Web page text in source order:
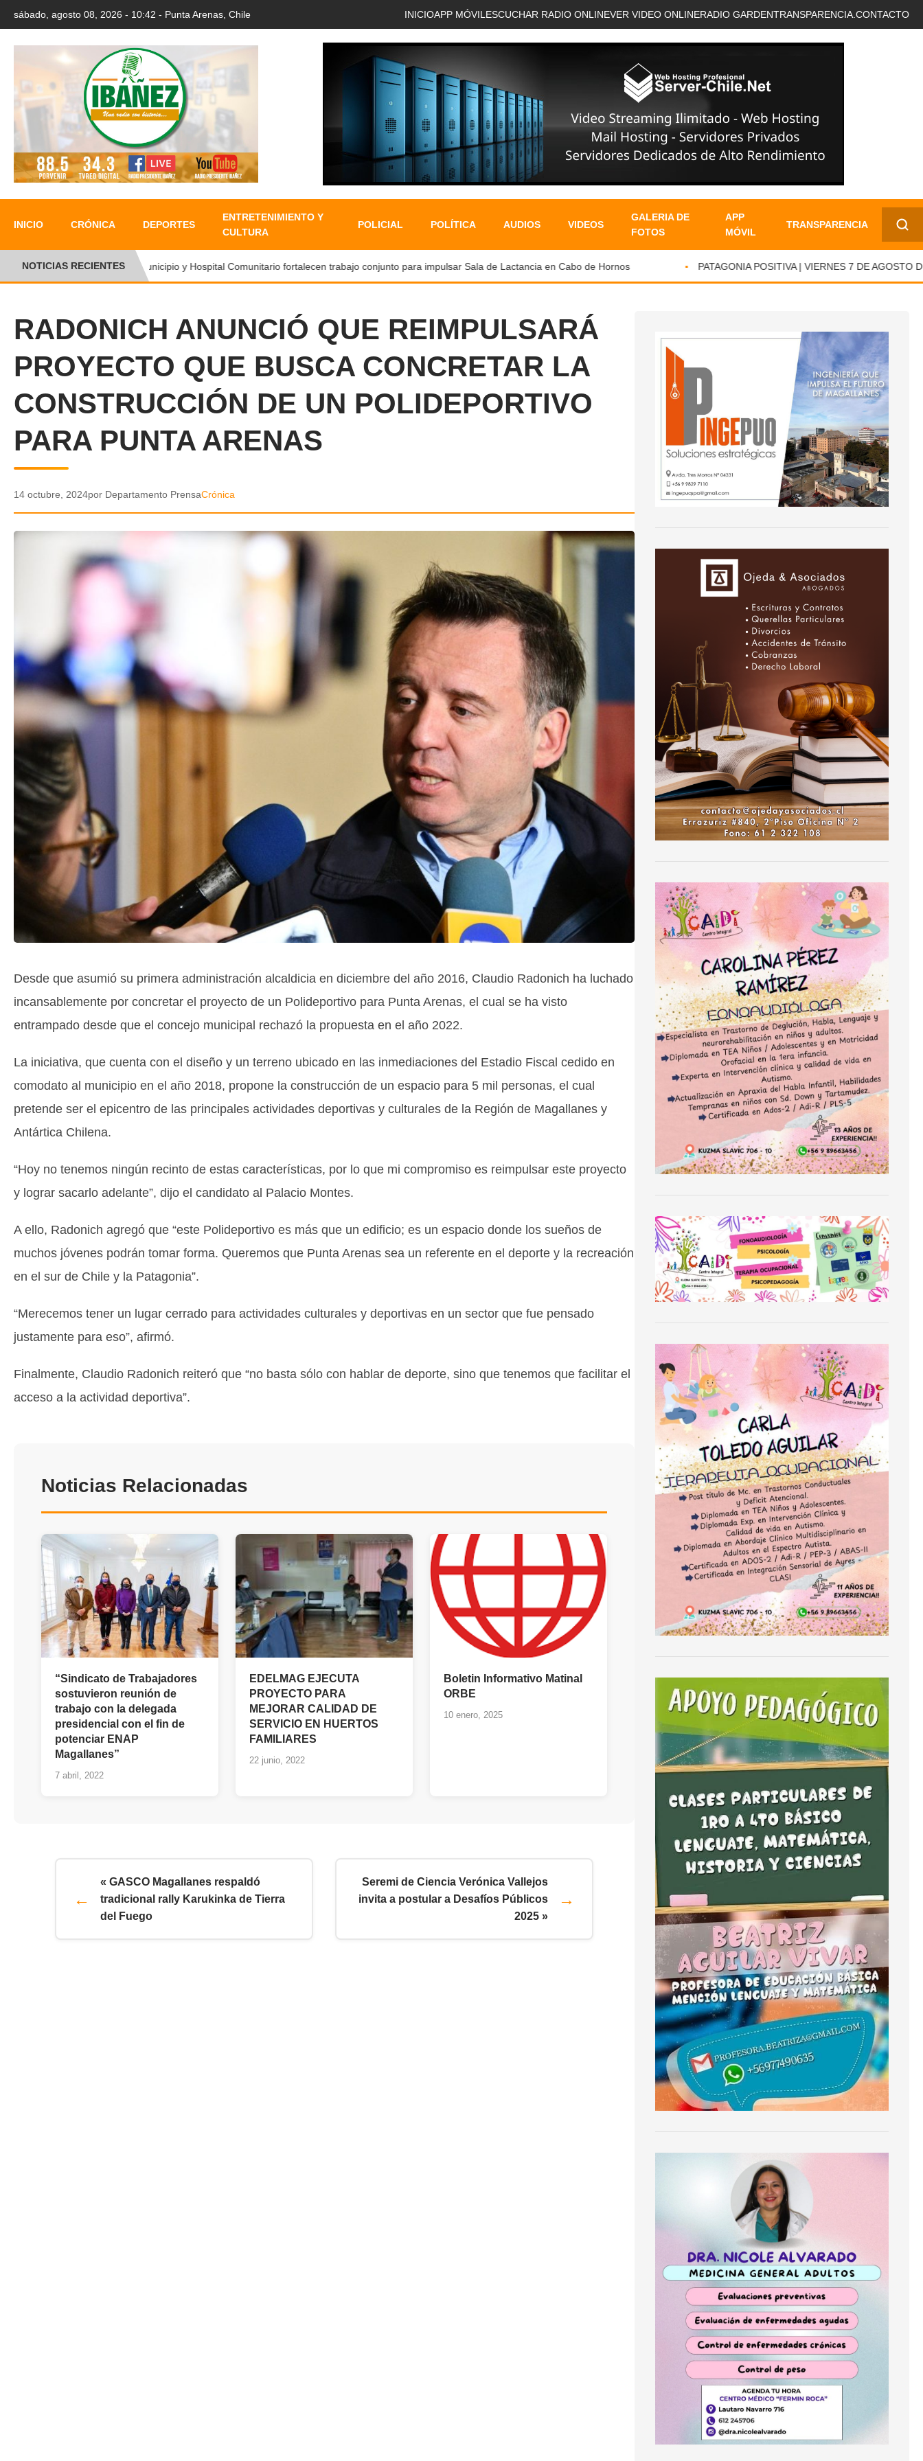
sábado, agosto 08, 2026 - 10:42 - Punta Arenas, Chile INICIOAPP MÓVIL ESCUCHAR RADIO ONLINEVER VIDEO ONLINERADIO GARDENTRANSPARENCIA. CONTACTO
INICIO CRÓNICA DEPORTES
ENTRETENIMIENTO Y
CULTURA
POLICIAL POLÍTICA AUDIOS VIDEOS
GALERIA DE
FOTOS
APP
MÓVIL
TRANSPARENCIA
✕
NOTICIAS RECIENTESMunicipio y Hospital Comunitario fortalecen trabajo conjunto para impulsar Sala de Lactancia en Cabo de Hornos PATAGONIA POSITIVA | VIERNES 7 DE AGOSTO DE
RADONICH ANUNCIÓ QUE REIMPULSARÁ
PROYECTO QUE BUSCA CONCRETAR LA
CONSTRUCCIÓN DE UN POLIDEPORTIVO
PARA PUNTA ARENAS
14 octubre, 2024por Departamento PrensaCrónica
Desde que asumió su primera administración alcaldicia en diciembre del año 2016, Claudio Radonich ha luchado
incansablemente por concretar el proyecto de un Polideportivo para Punta Arenas, el cual se ha visto
entrampado desde que el concejo municipal rechazó la propuesta en el año 2022.
La iniciativa, que cuenta con el diseño y un terreno ubicado en las inmediaciones del Estadio Fiscal cedido en
comodato al municipio en el año 2018, propone la construcción de un espacio para 5 mil personas, el cual
pretende ser el epicentro de las principales actividades deportivas y culturales de la Región de Magallanes y
Antártica Chilena.
“Hoy no tenemos ningún recinto de estas características, por lo que mi compromiso es reimpulsar este proyecto
y lograr sacarlo adelante”, dijo el candidato al Palacio Montes.
A ello, Radonich agregó que “este Polideportivo es más que un edificio; es un espacio donde los sueños de
muchos jóvenes podrán tomar forma. Queremos que Punta Arenas sea un referente en el deporte y la recreación
en el sur de Chile y la Patagonia”.
“Merecemos tener un lugar cerrado para actividades culturales y deportivas en un sector que fue pensado
justamente para eso”, afirmó.
Finalmente, Claudio Radonich reiteró que “no basta sólo con hablar de deporte, sino que tenemos que facilitar el
acceso a la actividad deportiva”.
Noticias Relacionadas
“Sindicato de Trabajadores
sostuvieron reunión de
trabajo con la delegada
presidencial con el fin de
potenciar ENAP
Magallanes”
7 abril, 2022
EDELMAG EJECUTA
PROYECTO PARA
MEJORAR CALIDAD DE
SERVICIO EN HUERTOS
FAMILIARES
22 junio, 2022
Boletin Informativo Matinal
ORBE
10 enero, 2025
« GASCO Magallanes respaldó
tradicional rally Karukinka de Tierra
del Fuego
Seremi de Ciencia Verónica Vallejos
invita a postular a Desafíos Públicos
2025 »